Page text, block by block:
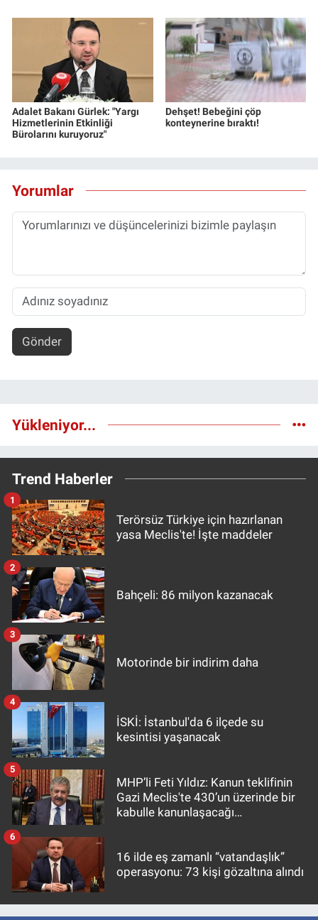
Adalet Bakanı Gürlek: "Yargı
Hizmetlerinin Etkinliği
Bürolarını kuruyoruz"
Dehşet! Bebeğini çöp
konteynerine bıraktı!
Yorumlar
Gönder
Yükleniyor...
Trend Haberler
Terörsüz Türkiye için hazırlanan
yasa Meclis'te! İşte maddeler
1
Bahçeli: 86 milyon kazanacak
2
Motorinde bir indirim daha
3
İSKİ: İstanbul'da 6 ilçede su
kesintisi yaşanacak
4
MHP’li Feti Yıldız: Kanun teklifinin
Gazi Meclis'te 430’un üzerinde bir
kabulle kanunlaşacağı
5
16 ilde eş zamanlı “vatandaşlık”
operasyonu: 73 kişi gözaltına alındı
6
Canlı Yayın